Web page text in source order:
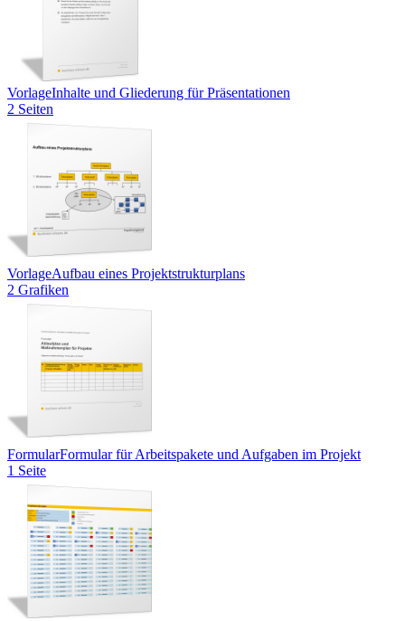
VorlageInhalte und Gliederung für Präsentationen
2 Seiten
VorlageAufbau eines Projektstrukturplans
2 Grafiken
FormularFormular für Arbeitspakete und Aufgaben im Projekt
1 Seite